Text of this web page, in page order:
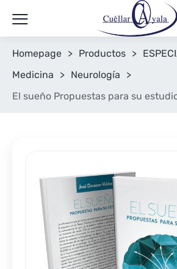
Homepage > Productos >
Medicina
> Neurología
>
El sueño Propuestas para su